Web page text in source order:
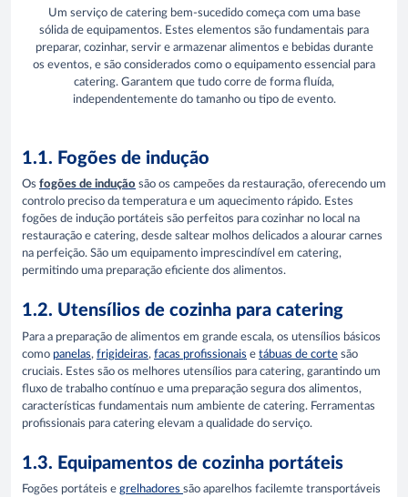
Um serviço de catering bem-sucedido começa com uma base
sólida de equipamentos. Estes elementos são fundamentais para
preparar, cozinhar, servir e armazenar alimentos e bebidas durante
os eventos, e são considerados como o equipamento essencial para
catering. Garantem que tudo corre de forma fluída,
independentemente do tamanho ou tipo de evento.
1.1. Fogões de indução
Os fogões de indução são os campeões da restauração, oferecendo um
controlo preciso da temperatura e um aquecimento rápido. Estes
fogões de indução portáteis são perfeitos para cozinhar no local na
restauração e catering, desde saltear molhos delicados a alourar carnes
na perfeição. São um equipamento imprescindível em catering,
permitindo uma preparação eficiente dos alimentos.
1.2. Utensílios de cozinha para catering
Para a preparação de alimentos em grande escala, os utensílios básicos
como panelas, frigideiras, facas profissionais e tábuas de corte são
cruciais. Estes são os melhores utensílios para catering, garantindo um
fluxo de trabalho contínuo e uma preparação segura dos alimentos,
características fundamentais num ambiente de catering. Ferramentas
profissionais para catering elevam a qualidade do serviço.
1.3. Equipamentos de cozinha portáteis
Fogões portáteis e grelhadores são aparelhos facilemte transportáveis